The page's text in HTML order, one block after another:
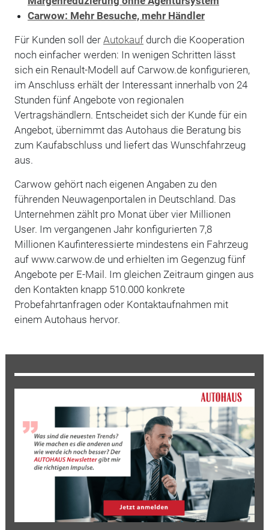
Carwow: Mehr Besuche, mehr Händler
Für Kunden soll der Autokaufdurch die Kooperation
noch einfacher werden: In wenigen Schritten lässt
sich ein Renault-Modell auf Carwow.de konfigurieren,
im Anschluss erhält der Interessant innerhalb von 24
Stunden fünf Angebote von regionalen
Vertragshändlern. Entscheidet sich der Kunde für ein
Angebot, übernimmt das Autohaus die Beratung bis
zum Kaufabschluss und liefert das Wunschfahrzeug
aus.
Carwow gehört nach eigenen Angaben zu den
führenden Neuwagenportalen in Deutschland. Das
Unternehmen zählt pro Monat über vier Millionen
User. Im vergangenen Jahr konfigurierten 7,8
Millionen Kaufinteressierte mindestens ein Fahrzeug
auf www.carwow.de und erhielten im Gegenzug fünf
Angebote per E-Mail. Im gleichen Zeitraum gingen aus
den Kontakten knapp 510.000 konkrete
Probefahrtanfragen oder Kontaktaufnahmen mit
einem Autohaus hervor.